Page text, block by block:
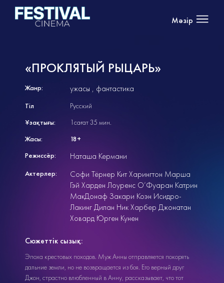
Мәзір
«ПРОКЛЯТЫЙ РЫЦАРЬ»
Жанр: ужасы фантастика
Тіл
Русский
Ұзақтығы:
1сағат 35 мин.
Жасы:
18+
Режиссёр:
Наташа Кермани
Актерлер:
Софи Тёрнер Кит Харингтон Марша
Гэй Харден Лоуренс О’Фуаран Катрин
МакДонаф Закари Коэн Исидро-
Лакинг Дилан Ник Харбер Джонатан
Ховард Юрген Кунен
Сюжеттік сызық:
Эпоха крестовых походов. Муж Анны отправляется покорять
дальние земли, но не возвращается из боя. Его верный друг
Джон, страстно влюбленный в Анну, рассказывает, что тот